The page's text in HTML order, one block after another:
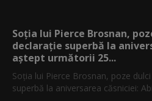
Soția lui Pierce Brosnan,
declarație superbă la
aștept următorii 25...
Soția lui Pierce Brosnan, poze
superbă la aniversarea căsniciei: